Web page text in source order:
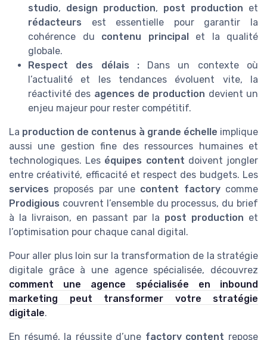
studio, design production, post production et
rédacteurs est essentielle pour garantir la
cohérence du contenu principalet la qualité
globale.
Respect des délais :Dans un contexte où
l’actualité et les tendances évoluent vite, la
réactivité des agences de production devient un
enjeu majeur pour rester compétitif.
La production de contenus à grande échelle implique
aussi une gestion fine des ressources humaines et
technologiques. Les équipes content doivent jongler
entre créativité, efficacité et respect des budgets. Les
services proposés par une content factorycomme
Prodigious couvrent l’ensemble du processus, du brief
à la livraison, en passant par la post production et
l’optimisation pour chaque canal digital.
Pour aller plus loin sur la transformation de la stratégie
digitale grâce à une agence spécialisée, découvrez
comment une agence spécialisée en inbound
marketing peut transformer votre stratégie
digitale.
En résumé, la réussite d’une factory content repose